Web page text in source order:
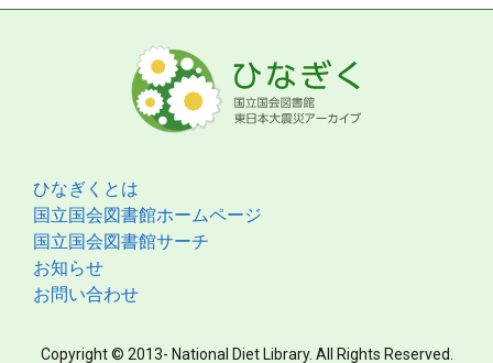
ひなぎくとは
国立国会図書館ホームページ
国立国会図書館サーチ
お知らせ
お問い合わせ
Copyright © 2013- National Diet Library. All Rights Reserved.